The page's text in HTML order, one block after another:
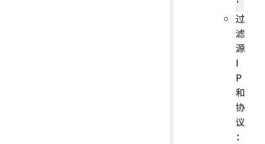
'
过
滤
源
I
P
和
协
议
：